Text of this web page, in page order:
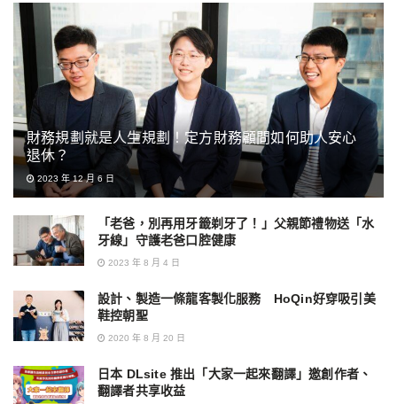
財務規劃就是人生規劃！定方財務顧問如何助人安心
退休？
2023 年 12 月 6 日
「老爸，別再用牙籤剃牙了！」父親節禮物送「水
牙線」守護老爸口腔健康
2023 年 8 月 4 日
設計、製造一條龍客製化服務 HoQin好穿吸引美
鞋控朝聖
2020 年 8 月 20 日
日本 DLsite 推出「大家一起來翻譯」邀創作者、
翻譯者共享收益